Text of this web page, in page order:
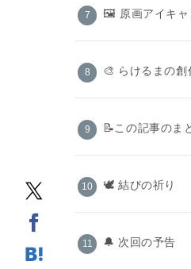
🖼 原画アイキャ
🎨 らけるまの
📝この記事のま
🕊️ 結びの祈り
🔔 次回の予告